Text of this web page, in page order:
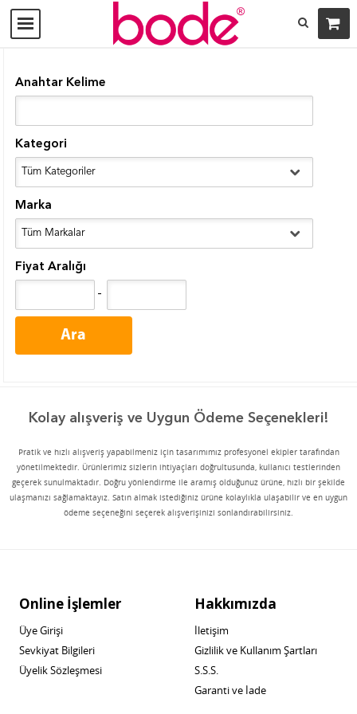
Anahtar Kelime
Kategori
Marka
Fiyat Aralığı
-
Kolay alışveriş ve Uygun Ödeme Seçenekleri!
Pratik ve hızlı alışveriş yapabilmeniz için tasarımımız profesyonel ekipler tarafından
yönetilmektedir. Ürünlerimiz sizlerin ihtiyaçları doğrultusunda, kullanıcı testlerinden
geçerek sunulmaktadır. Doğru yönlendirme ile aramış olduğunuz ürüne, hızlı bir şekilde
ulaşmanızı sağlamaktayız. Satın almak istediğiniz ürüne kolaylıkla ulaşabilir ve en uygun
ödeme seçeneğini seçerek alışverişinizi sonlandırabilirsiniz.
Online İşlemler
Üye Girişi
Sevkiyat Bilgileri
Üyelik Sözleşmesi
Hakkımızda
İletişim
Gizlilik ve Kullanım Şartları
S.S.S.
Garanti ve İade